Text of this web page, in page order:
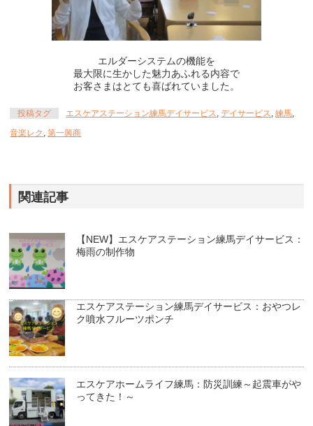
エルダーシステムの機能を
最大限に生かした魅力あふれる内容で
お客さまはとても喜ばれていました。
投稿タグ エスケアステーション練馬デイサービス,デイサービス,練馬,
音楽レク ,第一興商
関連記事
【NEW】エスケアステーション練馬デイサービス：
梅雨の制作物
エスケアステーション練馬デイサービス：おやつレ
ク噴水フルーツポンチ
エスケアホームライフ練馬：防災訓練～起震車がや
ってきた！～